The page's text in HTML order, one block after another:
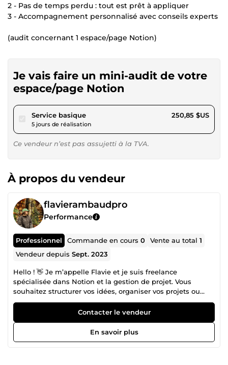
2 - Pas de temps perdu : tout est prêt à appliquer
3 - Accompagnement personnalisé avec conseils experts
(audit concernant 1 espace/page Notion)
Je vais faire un mini-audit de votre
espace/page Notion
Service basiquepour 231,20 $US
5 jours de réalisation
250,85 $US
Ce vendeur n’est pas assujetti à la TVA.
À propos du vendeur
flavierambaudpro
Performance
Professionnel Commande en cours0 Vente au total1
Vendeur depuisSept. 2023
Hello ! 👋 Je m’appelle Flavie et je suis freelance
spécialisée dans Notion et la gestion de projet. Vous
souhaitez structurer vos idées, organiser vos projets ou
optimiser vos flux de travail ? Je vous accompagne dans :
Création d’espaces Notion sur mesure pour centraliser vos
informations et faciliter la collaboration. Optimisation
d’espaces existants pour gagner en efficacité et
automatiser vos process. Audit Notion : analyse rapide de
Contacter le vendeur
En savoir plus